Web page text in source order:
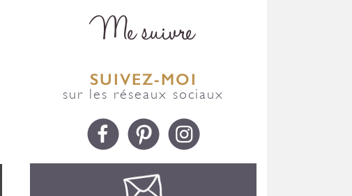
Me suivre
SUIVEZ-MOI
sur les réseaux sociaux